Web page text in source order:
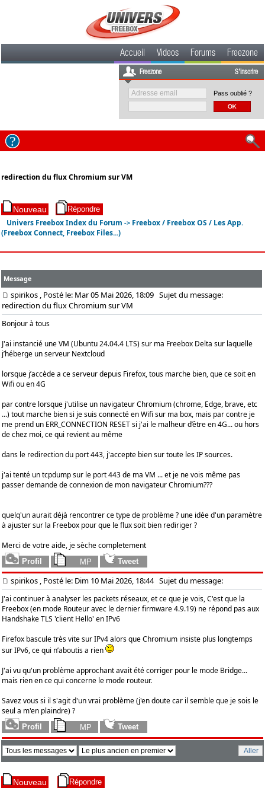
Accueil Videos Forums Freezone
Freezone S'inscrire
Pass oublié ?
redirection du flux Chromium sur VM
Univers Freebox Index du Forum -> Freebox / Freebox OS / Les App.
(Freebox Connect, Freebox Files...)
Message
spirikos , Posté le: Mar 05 Mai 2026, 18:09 Sujet du message:
redirection du flux Chromium sur VM
Bonjour à tous
J'ai instancié une VM (Ubuntu 24.04.4 LTS) sur ma Freebox Delta sur laquelle
j’héberge un serveur Nextcloud
lorsque j’accède a ce serveur depuis Firefox, tous marche bien, que ce soit en
Wifi ou en 4G
par contre lorsque j'utilise un navigateur Chromium (chrome, Edge, brave, etc
...) tout marche bien si je suis connecté en Wifi sur ma box, mais par contre je
me prend un ERR_CONNECTION RESET si j'ai le malheur d’être en 4G... ou hors
de chez moi, ce qui revient au même
dans le redirection du port 443, j'accepte bien sur toute les IP sources.
j'ai tenté un tcpdump sur le port 443 de ma VM ... et je ne vois même pas
passer demande de connexion de mon navigateur Chromium???
quelq'un aurait déjà rencontrer ce type de problème ? une idée d'un paramètre
à ajuster sur la Freebox pour que le flux soit bien rediriger ?
Merci de votre aide, je sèche completement
spirikos , Posté le: Dim 10 Mai 2026, 18:44Sujet du message:
J'ai continuer à analyser les packets réseaux, et ce que je vois, C'est que la
Freebox (en mode Routeur avec le dernier firmware 4.9.19) ne répond pas aux
Handshake TLS 'client Hello' en IPv6
Firefox bascule très vite sur IPv4 alors que Chromium insiste plus longtemps
sur IPv6, ce qui n’aboutis a rien
J'ai vu qu'un problème approchant avait été corriger pour le mode Bridge...
mais rien en ce qui concerne le mode routeur.
Savez vous si il s'agit d'un vrai problème (j'en doute car il semble que je sois le
seul a m'en plaindre) ?